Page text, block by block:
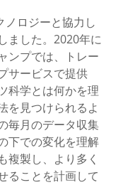
ノロジーと協力し
ました。2020年に
ンプでは、トレー
サービスで提供
科学とは何かを理
を見つけられるよ
毎月のデータ収集
下での変化を理解
複製し、より多く
ることを計画して